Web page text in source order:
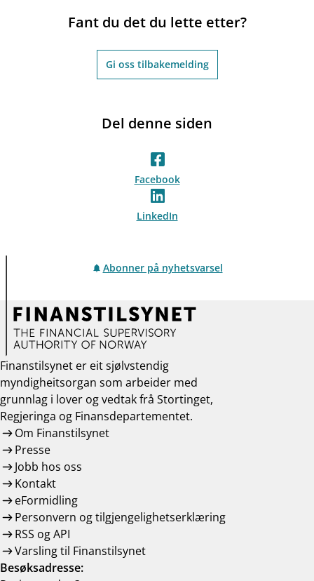
Fant du det du lette etter?
Gi oss tilbakemelding
Del denne siden
Facebook
LinkedIn
Abonner på nyhetsvarsel
Finanstilsynet er eit sjølvstendig
myndigheitsorgan som arbeider med
grunnlag i lover og vedtak frå Stortinget,
Regjeringa og Finansdepartementet.
Om Finanstilsynet
Presse
Jobb hos oss
Kontakt
eFormidling
Personvern og tilgjengelighetserklæring
RSS og API
Varsling til Finanstilsynet
Besøksadresse: